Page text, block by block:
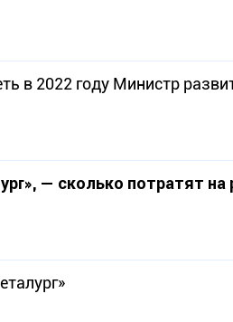
в 2022 году Министр
— сколько потратят на